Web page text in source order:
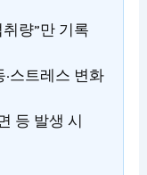
량”만 기록
·스트레스 변화
등 발생 시